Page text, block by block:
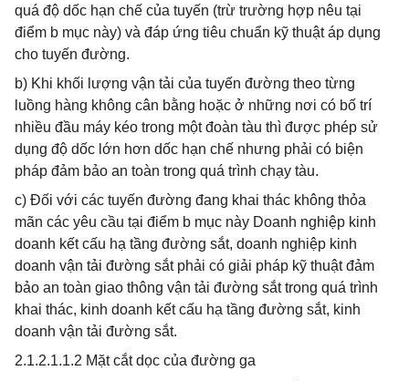
quá độ dốc hạn chế của tuyến (trừ trường hợp nêu tại
điểm b mục này) và đáp ứng tiêu chuẩn kỹ thuật áp dụng
cho tuyến đường.
b) Khi khối lượng vận tải của tuyến đường theo từng
luồng hàng không cân bằng hoặc ở những nơi có bố trí
nhiều đầu máy kéo trong một đoàn tàu thì được phép sử
dụng độ dốc lớn hơn dốc hạn chế nhưng phải có biện
pháp đảm bảo an toàn trong quá trình chạy tàu.
c) Đối với các tuyến đường đang khai thác không thỏa
mãn các yêu cầu tại điểm b mục này Doanh nghiệp kinh
doanh kết cấu hạ tầng đường sắt, doanh nghiệp kinh
doanh vận tải đường sắt phải có giải pháp kỹ thuật đảm
bảo an toàn giao thông vận tải đường sắt trong quá trình
khai thác, kinh doanh kết cấu hạ tầng đường sắt, kinh
doanh vận tải đường sắt.
2.1.2.1.1.2 Mặt cắt dọc của đường ga